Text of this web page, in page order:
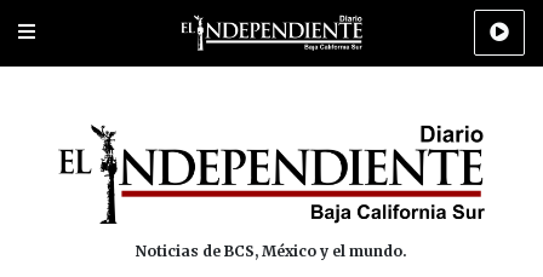
Portada Los Cabos Policiaca Deportes Cultura
Noticias de BCS, México y el mundo.